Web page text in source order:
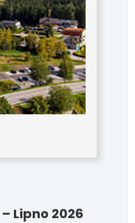
– Lipno 2026